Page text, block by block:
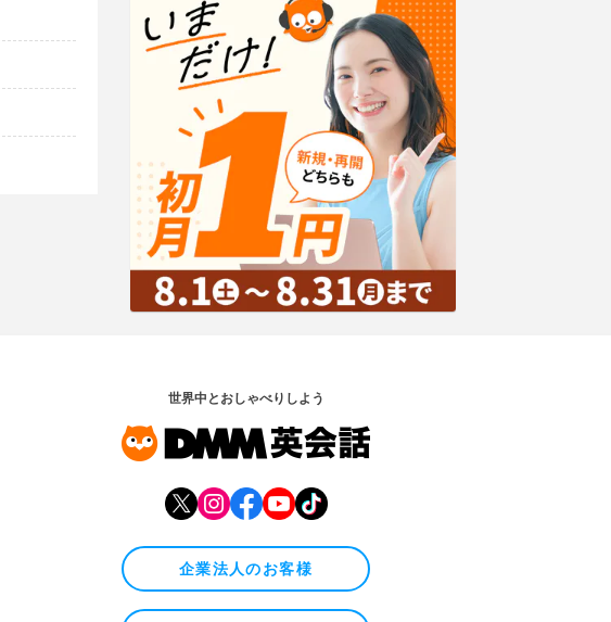
世界中とおしゃべりしよう
企業法人のお客様